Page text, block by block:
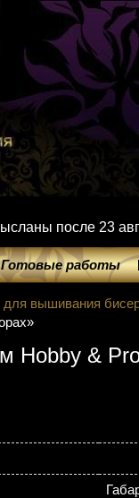
после 23
Готовые работы
для вышивания
Hobby &